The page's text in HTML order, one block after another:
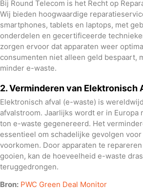
Bij Round Telecom is het Recht op
Wij bieden hoogwaardige
smartphones, tablets en laptops, met
onderdelen en gecertificeerde
zorgen ervoor dat apparaten weer
consumenten niet alleen geld bespaart,
minder e-waste.
2. Verminderen van Elektronisch
Elektronisch afval (e-waste) is
afvalstroom. Jaarlijks wordt er in Europa
ton e-waste gegenereerd. Het
essentieel om schadelijke gevolgen
voorkomen. Door apparaten te
gooien, kan de hoeveelheid e-waste
teruggedrongen.
Bron: PWC Green Deal Monitor